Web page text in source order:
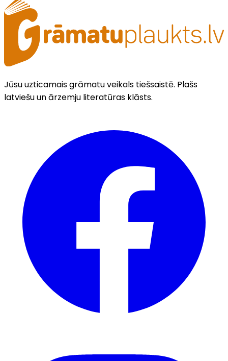
Jūsu uzticamais grāmatu veikals tiešsaistē. Plašs
latviešu un ārzemju literatūras klāsts.